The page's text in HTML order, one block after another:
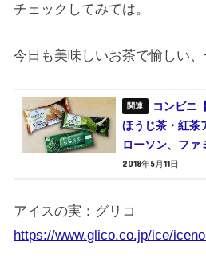
チェックしてみては。
今日も美味しいお茶で愉しい、
コンビニ
ほうじ茶・紅茶
ローソン、ファ
2018年5月11日
アイスの実：グリコ
https://www.glico.co.jp/ice/